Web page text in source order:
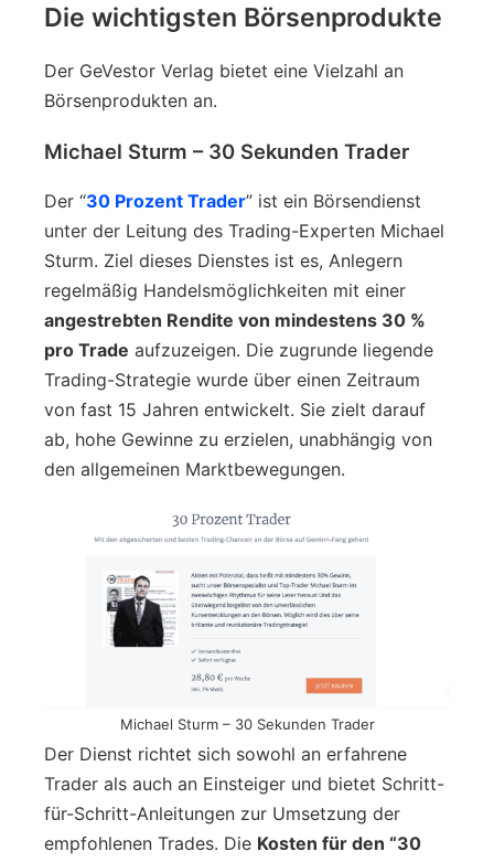
Die wichtigsten Börsenprodukte
Der GeVestor Verlag bietet eine Vielzahl an
Börsenprodukten an.
Michael Sturm – 30 Sekunden Trader
Der “30 Prozent Trader” ist ein Börsendienst
unter der Leitung des Trading-Experten Michael
Sturm. Ziel dieses Dienstes ist es, Anlegern
regelmäßig Handelsmöglichkeiten mit einer
angestrebten Rendite von mindestens 30 %
pro Trade aufzuzeigen. Die zugrunde liegende
Trading-Strategie wurde über einen Zeitraum
von fast 15 Jahren entwickelt. Sie zielt darauf
ab, hohe Gewinne zu erzielen, unabhängig von
den allgemeinen Marktbewegungen.
Michael Sturm – 30 Sekunden Trader
Der Dienst richtet sich sowohl an erfahrene
Trader als auch an Einsteiger und bietet Schritt-
für-Schritt-Anleitungen zur Umsetzung der
empfohlenen Trades. Die Kosten für den “30